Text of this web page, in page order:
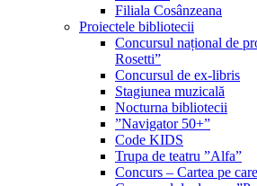
Filiala Cosânzeana
Proiectele bibliotecii
Concursul național de
Rosetti”
Concursul de ex-libris
Stagiunea muzicală
Nocturna bibliotecii
”Navigator 50+”
Code KIDS
Trupa de teatru ”Alfa”
Concurs – Cartea pe